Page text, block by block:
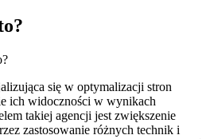
się w optymalizacji stron
ich widoczności w wynikach
takiej agencji jest zwiększenie
zastosowanie różnych technik i